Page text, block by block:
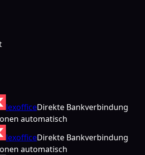
lexofficeDirekte Bankverbindung
automatisch
lexofficeDirekte Bankverbindung
automatisch